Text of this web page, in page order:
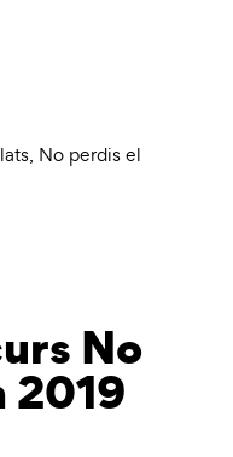
, No perdis el
No
2019